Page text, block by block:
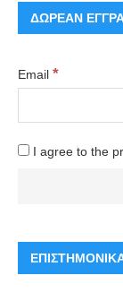
ΔΩΡΕΑΝ
Email *
I agree to the